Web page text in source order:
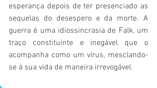
esperança depois de ter presenciado as
sequelas do desespero e da morte. A
guerra é uma idiossincrasia de Falk, um
traço constituinte e inegável que o
acompanha como um vírus, mesclando-
se à sua vida de maneira irrevogável.